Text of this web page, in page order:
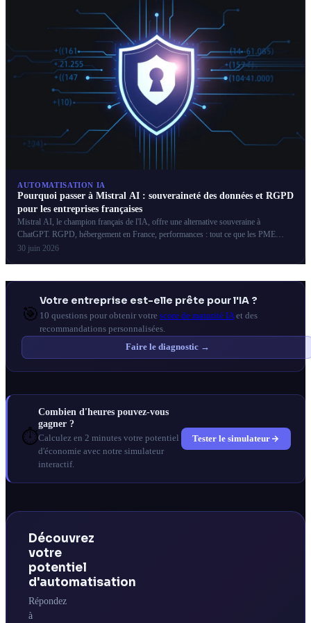
AUTOMATISATION IA
Pourquoi passer à Mistral AI : souveraineté des données et RGPD
pour les entreprises françaises
Mistral AI, le champion français de l'IA, offre une alternative souveraine à
ChatGPT. RGPD, hébergement en France, performances : tout ce que les PME
françaises doivent savoir.
30 juin 2026
🎯
Votre entreprise est-elle prête pour l'IA ?
10 questions pour obtenir votre score de maturité IAet des
recommandations personnalisées.
Faire le diagnostic →
⏱️
Combien d'heures pouvez-vous
gagner ?
Calculez en 2 minutes votre potentiel
d'économie avec notre simulateur
interactif.
Tester le simulateur
Découvrez
votre
potentiel
d'automatisation
Répondez
à